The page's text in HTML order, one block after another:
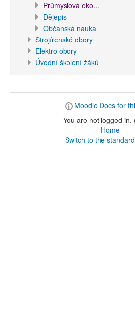
Průmyslová eko...
Dějepis
Občanská nauka
Strojírenské obory
Elektro obory
Úvodní školení žáků
Moodle Docs for
You are not logged in. (
Home
Switch to the